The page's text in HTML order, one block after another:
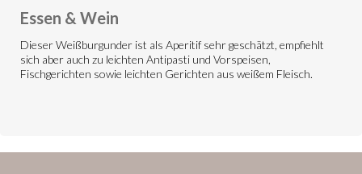
Essen & Wein
Dieser Weißburgunder ist als Aperitif sehr geschätzt, empfiehlt
sich aber auch zu leichten Antipasti und Vorspeisen,
Fischgerichten sowie leichten Gerichten aus weißem Fleisch.